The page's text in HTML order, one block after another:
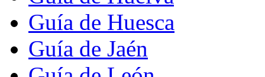
Guía de Huesca
Guía de Jaén